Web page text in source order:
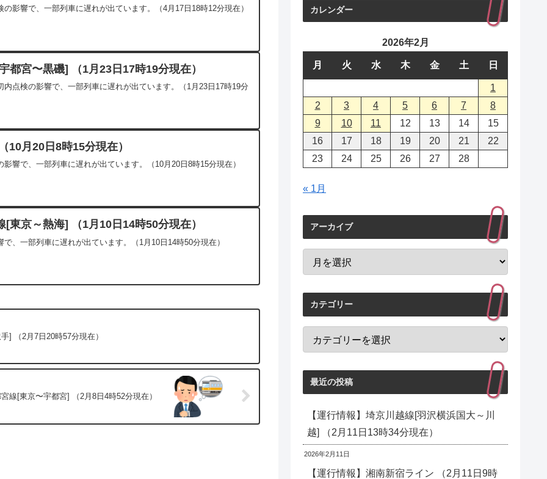
影響で、一部列車に遅れが出ています。（4月17日18時12分現在）
都宮〜黒磯] （1月23日17時19分現在）
点検の影響で、一部列車に遅れが出ています。（1月23日17時19分
10月20日8時15分現在）
響で、一部列車に遅れが出ています。（10月20日8時15分現在）
[東京～熱海] （1月10日14時50分現在）
、一部列車に遅れが出ています。（1月10日14時50分現在）
] （2月7日20時57分現在）
宮線[東京〜宇都宮] （2月8日4時52分現在）
カレンダー
2026年2月
月 火 水 木 金 土 日
1
2
3 4 5 6 7
8
9
10 11 12 13 14
15
16
17 18 19 20 21
22
23
24 25 26 27 28
« 1月
アーカイブ
カテゴリー
最近の投稿
【運行情報】埼京川越線[羽沢横浜国大～川
越] （2月11日13時34分現在）
2026年2月11日
【運行情報】湘南新宿ライン （2月11日9時